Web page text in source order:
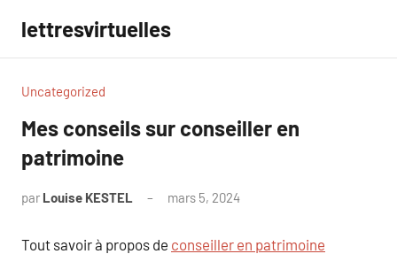
contenu
lettresvirtuelles
Uncategorized
Mes conseils sur conseiller en
patrimoine
par Louise KESTEL mars 5, 2024
Tout savoir à propos de conseiller en patrimoine